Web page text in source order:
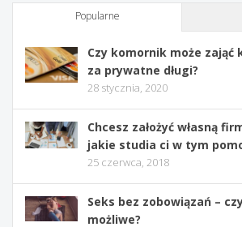
Popularne
Czy komornik może
za prywatne długi?
28 stycznia, 2020
Chcesz założyć własną
jakie studia ci w tym
25 czerwca, 2018
Seks bez zobowiązań –
możliwe?